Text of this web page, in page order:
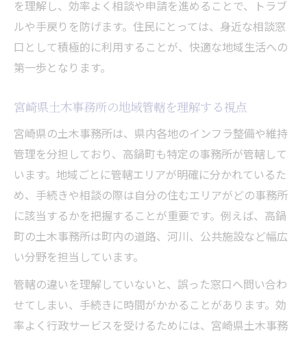
土木事務所と学校が連携する地域活動事例
高鍋高校の特色を土木理論で考察する方法
ジ
を理解し、効率よく相談や申請を進めることで、トラブ
ルや手戻りを防げます。住民にとっては、身近な相談窓
口として積極的に利用することが、快適な地域生活への
第一歩となります。
宮崎県土木事務所の地域管轄を理解する視点
宮崎県の土木事務所は、県内各地のインフラ整備や維持
管理を分担しており、高鍋町も特定の事務所が管轄して
います。地域ごとに管轄エリアが明確に分かれているた
め、手続きや相談の際は自分の住むエリアがどの事務所
に該当するかを把握することが重要です。例えば、高鍋
町の土木事務所は町内の道路、河川、公共施設など幅広
い分野を担当しています。
管轄の違いを理解していないと、誤った窓口へ問い合わ
せてしまい、手続きに時間がかかることがあります。効
率よく行政サービスを受けるためには、宮崎県土木事務